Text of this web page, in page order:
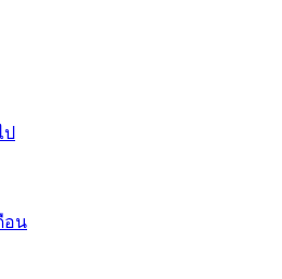
ป
อน